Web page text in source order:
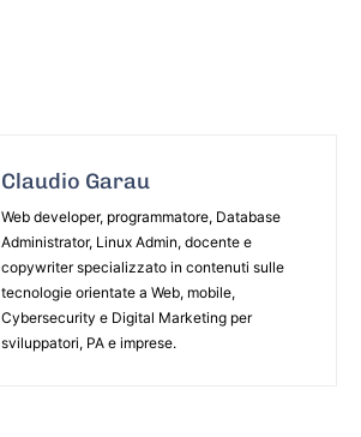
Claudio Garau
Web developer, programmatore, Database
Administrator, Linux Admin, docente e
copywriter specializzato in contenuti sulle
tecnologie orientate a Web, mobile,
Cybersecurity e Digital Marketing per
sviluppatori, PA e imprese.